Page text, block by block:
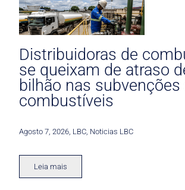
Distribuidoras de
se queixam de atraso
bilhão nas subvenções
combustíveis
Agosto 7, 2026 LBC Noticias LBC
Leia mais